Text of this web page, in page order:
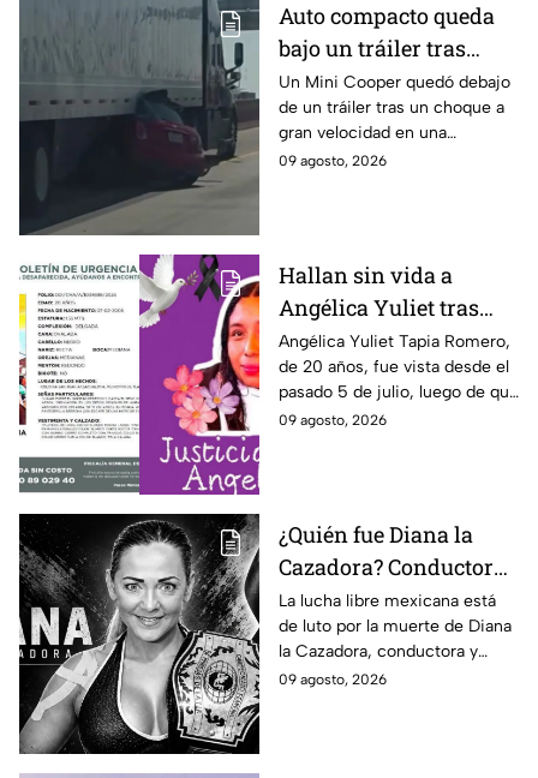
Auto compacto queda
bajo un tráiler tras
brutal choque en El
Paso y conductor sale
caminado
Un Mini Cooper quedó debajo
de un tráiler tras un choque a
gran velocidad en una
carretera interestatal de El
09 agosto, 2026
Hallan sin vida a
Angélica Yuliet tras
desaparecer por una
entrevista de trabajo en
Edomex
Angélica Yuliet Tapia Romero,
de 20 años, fue vista desde el
pasado 5 de julio, luego de que
presuntamente recibiera una
09 agosto, 2026
¿Quién fue Diana la
Cazadora? Conductora
y luchadora que
falleció a los 48 años en
Monterrey
La lucha libre mexicana está
de luto por la muerte de Diana
la Cazadora, conductora y
luchadora de 48 años que
09 agosto, 2026